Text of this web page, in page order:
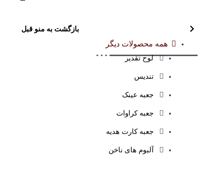
بازگشت به منو قبل
همه محصولات دیگر
لوح تقدیر
تندیس
جعبه عینک
جعبه کراوات
جعبه کارت هدیه
آلبوم های ناخن